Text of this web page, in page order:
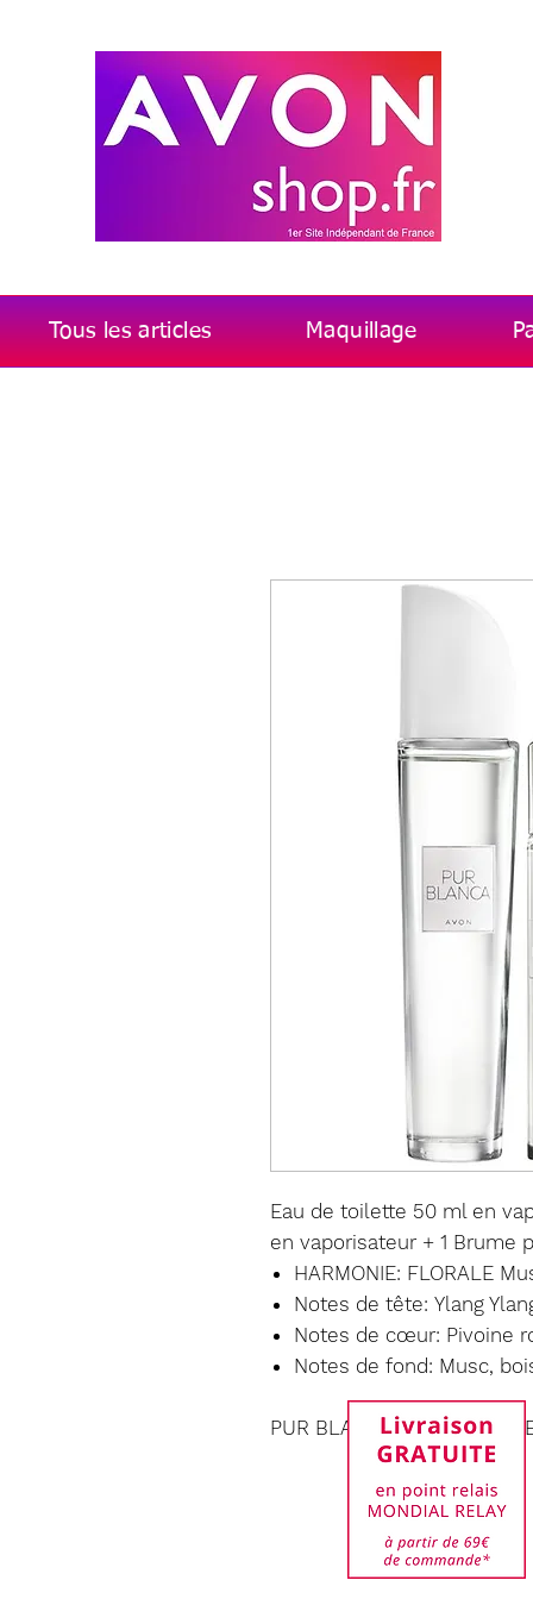
Tous les articles Maquillage
Eau de toilette 50 ml en
en vaporisateur + 1 Brume
HARMONIE: FLORALE
Notes de tête: Ylang
Notes de cœur: Pivoine
Notes de fond: Musc,
PUR BLANCA: PURE,